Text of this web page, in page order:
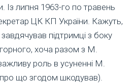
Із липня 1963-го по травень
ЦК КП України. Кажуть,
підтримці з боку
хоча разом з М.
роль в усуненні М.
що згодом шкодував).